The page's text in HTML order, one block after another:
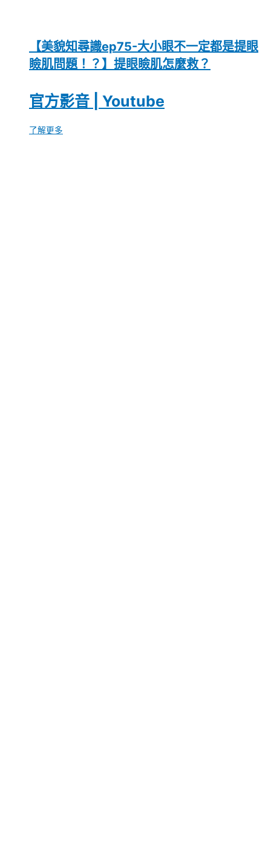
【美貌知尋識ep75-大小眼不一定都是提眼
瞼肌問題！？】提眼瞼肌怎麼救？
官方影音 | Youtube
了解更多